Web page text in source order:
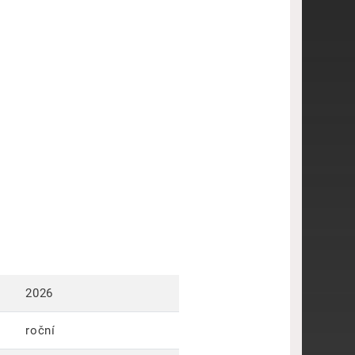
2026
roční